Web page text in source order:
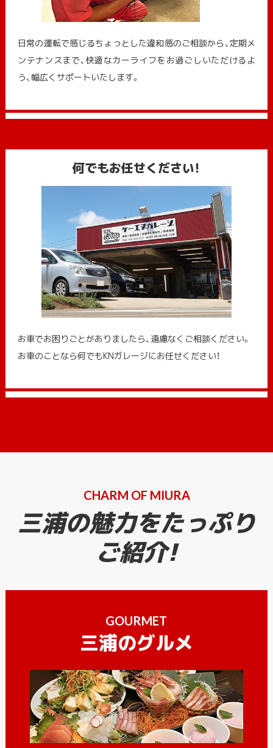
日常の運転で感じるちょっとした違和感のご相談から、定期メ
ンテナンスまで、快適なカーライフをお過ごしいただけるよ
う、幅広くサポートいたします。
何でもお任せください!
お車でお困りごとがありましたら、遠慮なくご相談ください。
お車のことなら何でもKNガレージにお任せください！
CHARM OF MIURA
三浦の魅力をたっぷり
ご紹介!
GOURMET
三浦のグルメ